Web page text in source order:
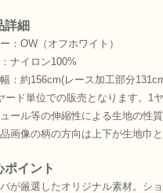
詳細
：OW（オフホワイト）
ナイロン100%
：約156cm(レース加工部分
ド単位での販売となります。1
ール等の伸縮性による生地の性
画像の柄の方向は上下が生地巾と
ポイント
が厳選したオリジナル素材。シ